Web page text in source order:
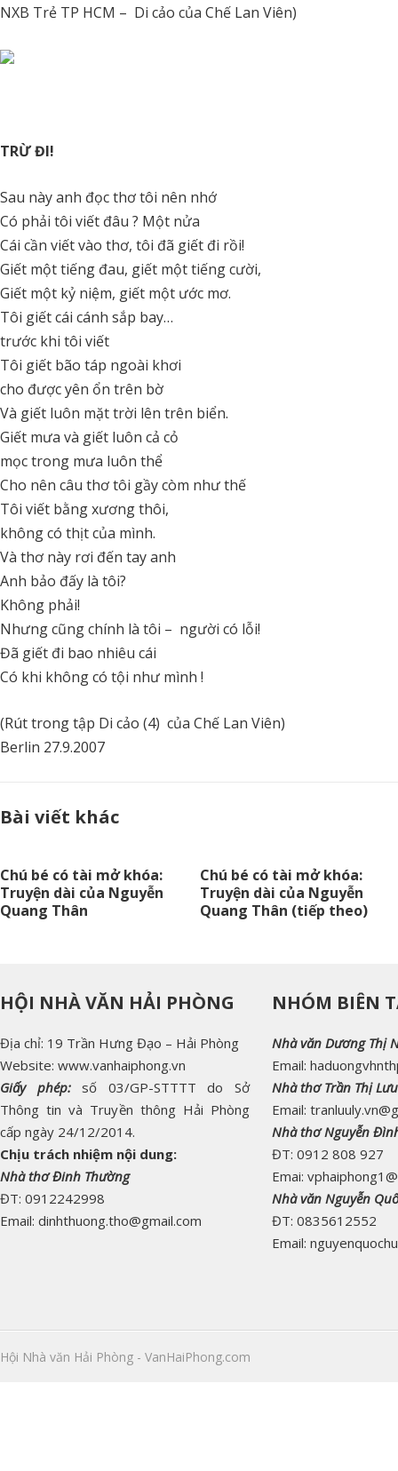
NXB Trẻ TP HCM – Di cảo của Chế Lan Viên)
TRỪ ĐI!
Sau này anh đọc thơ tôi nên nhớ
Có phải tôi viết đâu ? Một nửa
Cái cần viết vào thơ, tôi đã giết đi rồi!
Giết một tiếng đau, giết một tiếng cười,
Giết một kỷ niệm, giết một ước mơ.
Tôi giết cái cánh sắp bay…
trước khi tôi viết
Tôi giết bão táp ngoài khơi
cho được yên ổn trên bờ
Và giết luôn mặt trời lên trên biển.
Giết mưa và giết luôn cả cỏ
mọc trong mưa luôn thể
Cho nên câu thơ tôi gầy còm như thế
Tôi viết bằng xương thôi,
không có thịt của mình.
Và thơ này rơi đến tay anh
Anh bảo đấy là tôi?
Không phải!
Nhưng cũng chính là tôi – người có lỗi!
Đã giết đi bao nhiêu cái
Có khi không có tội như mình !
(Rút trong tập Di cảo (4) của Chế Lan Viên)
Berlin 27.9.2007
Bài viết khác
Chú bé có tài mở khóa:
Truyện dài của Nguyễn
Quang Thân
Chú bé có tài mở khóa:
Truyện dài của Nguyễn
Quang Thân (tiếp theo)
HỘI NHÀ VĂN HẢI PHÒNG
Địa chỉ: 19 Trần Hưng Đạo – Hải Phòng
Website: www.vanhaiphong.vn
Giấy phép:
số 03/GP-STTTT do Sở
Thông tin và Truyền thông Hải Phòng
cấp ngày 24/12/2014.
Chịu trách nhiệm nội dung:
Nhà thơ Đinh Thường
ĐT: 0912242998
Email: dinhthuong.tho@gmail.com
NHÓM BIÊN
Nhà văn Dương Thị
Email:
Nhà thơ Trần Thị
Email:
Nhà thơ Nguyễn
ĐT: 0912 808 927
Emai:
Nhà văn Nguyễn
ĐT: 0835612552
Email:
Hội Nhà văn Hải Phòng - VanHaiPhong.com